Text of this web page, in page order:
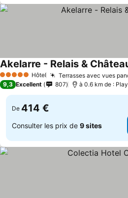
5 Étoiles Hôtel Terrasses avec vues
Akelarre - Relais &
9,3 Excellent 807 à 0.6 km de :
De 414 €
Consulter les prix de 9 sites